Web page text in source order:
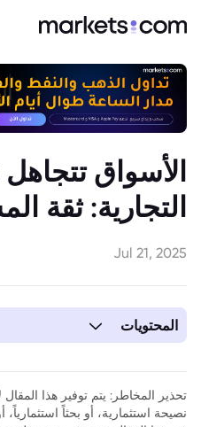
الأسواق
التجارية: ثقة
Jul 21, 2025
المحتويات
تحذير المخاطر: يتم توفير هذا
نصيحة استثمارية، أو بحثاً استثمارياً،